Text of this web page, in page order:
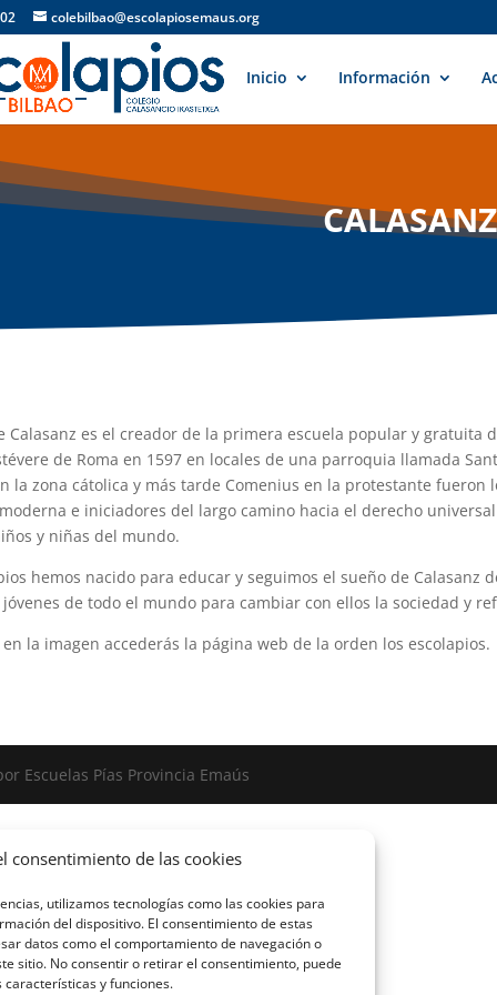
consentimiento de las cookies
utilizamos tecnologías como las cookies para
del dispositivo. El consentimiento de estas
datos como el comportamiento de navegación o
sitio. No consentir o retirar el consentimiento, puede
y funciones.
colebilbao@escolapiosemaus.org
Inicio Información
Calasanz es el creador de la primera escuela popular y gratuita
de Roma en 1597 en locales de una parroquia llamada
la zona cátolica y más tarde Comenius en la protestante fueron
e iniciadores del largo camino hacia el derecho
y niñas del mundo.
hemos nacido para educar y seguimos el sueño de Calasanz
de todo el mundo para cambiar con ellos la sociedad y
la imagen accederás la página web de la orden los escolapios.
Escuelas Pías Provincia Emaús